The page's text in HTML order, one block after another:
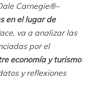
Carnegie®–
en el lugar de
va a analizar las
por el
economía y turismo
y reflexiones